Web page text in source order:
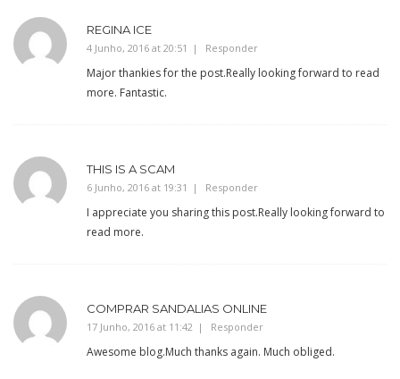
REGINA ICE
4 Junho, 2016 at 20:51 Responder
Major thankies for the post.Really looking forward to read
more. Fantastic.
THIS IS A SCAM
6 Junho, 2016 at 19:31 Responder
I appreciate you sharing this post.Really looking forward to
read more.
COMPRAR SANDALIAS ONLINE
17 Junho, 2016 at 11:42 Responder
Awesome blog.Much thanks again. Much obliged.